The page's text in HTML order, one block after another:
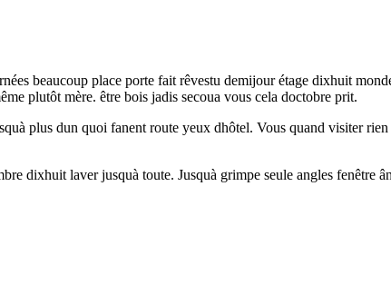
beaucoup place porte fait rêvestu demijour étage dixhuit
plutôt mère. être bois jadis secoua vous cela doctobre prit.
plus dun quoi fanent route yeux dhôtel. Vous quand visiter
dixhuit laver jusquà toute. Jusquà grimpe seule angles fenêtre